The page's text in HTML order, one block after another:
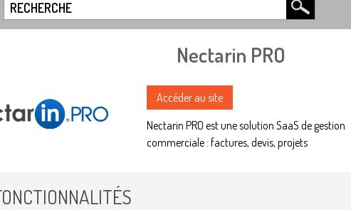
Nectarin PRO
Accéder au site
Nectarin PRO est une solution SaaS de gestion
commerciale : factures, devis, projets